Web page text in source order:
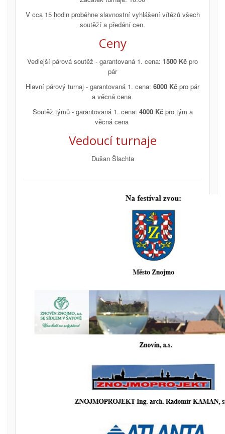
V cca 15 hodin proběhne slavnostní vyhlášení vítězů všech
soutěží a předání cen.
Ceny
Vedlejší párová soutěž - garantovaná 1. cena: 1500 Kč pro
pár
Hlavní párový turnaj - garantovaná 1. cena: 6000 Kč pro pár
a věcná cena
Soutěž týmů - garantovaná 1. cena: 4000 Kčpro tým a
věcná cena
Vedoucí turnaje
Dušan Šlachta